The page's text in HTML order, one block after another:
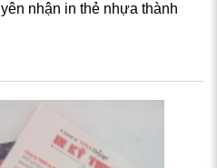
nhận in thẻ nhựa thành